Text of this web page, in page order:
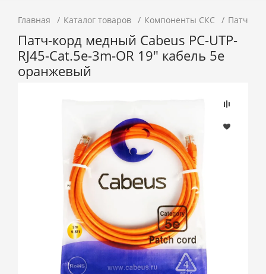
Главная Каталог товаров Компоненты СКС Патч-
Патч-корд медный Cabeus PC-UTP-
RJ45-Cat.5e-3m-OR 19" кабель 5e
оранжевый